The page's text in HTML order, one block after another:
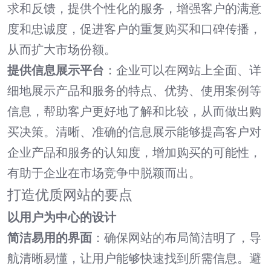
求和反馈，提供个性化的服务，增强客户的满意
度和忠诚度，促进客户的重复购买和口碑传播，
从而扩大市场份额。
提供信息展示平台 ：企业可以在网站上全面、详
细地展示产品和服务的特点、优势、使用案例等
信息，帮助客户更好地了解和比较，从而做出购
买决策。清晰、准确的信息展示能够提高客户对
企业产品和服务的认知度，增加购买的可能性，
有助于企业在市场竞争中脱颖而出。
打造优质网站的要点
以用户为中心的设计
简洁易用的界面 ：确保网站的布局简洁明了，导
航清晰易懂，让用户能够快速找到所需信息。避